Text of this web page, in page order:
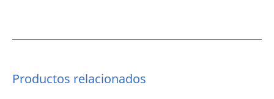
Productos relacionados